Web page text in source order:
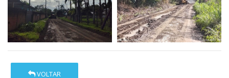
VOLTAR